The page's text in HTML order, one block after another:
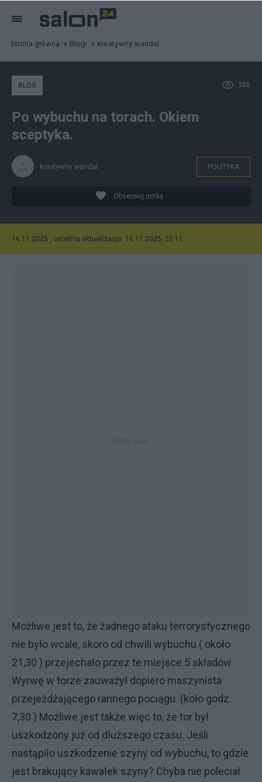
Strona główna Blogi kreatywny wandal
385
BLOG
Po wybuchu na torach. Okiem
sceptyka.
kreatywny wandal POLITYKA
Obserwuj notkę
16.11.2025 , ostatnia aktualizacja: 16.11.2025, 20:11
Możliwe jest to, że żadnego ataku terrorystycznego
nie było wcale, skoro od chwili wybuchu ( około
21,30 ) przejechało przez te miejsce 5 składów.
Wyrwę w torze zauważył dopiero maszynista
przejeżdżającego rannego pociągu (koło godz.
7,30 ) Możliwe jest także więc to, że tor był
uszkodzony już od dłuższego czasu. Jeśli
nastąpiło uszkodzenie szyny od wybuchu, to gdzie
jest brakujący kawałek szyny? Chyba nie poleciał